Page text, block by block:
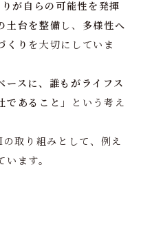
が自らの可能性を発揮
土台を整備 し、 多様性へ
くり を大切にしていま
ースに、誰もがライフス
あること」
という考え
取り組みとして、例え
ます。